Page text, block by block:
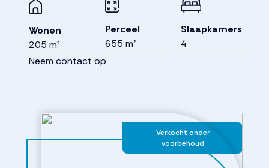
Verkocht onder
voorbehoud
Wonen
205 m²
Perceel
655 m²
Slaapkamers
4
Neem contact op